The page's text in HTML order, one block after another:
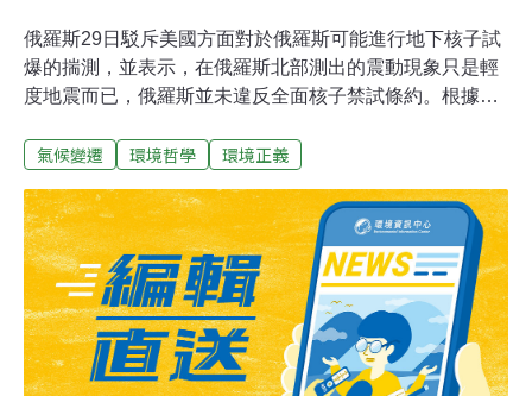
俄羅斯29日駁斥美國方面對於俄羅斯可能進行地下核子試
爆的揣測，並表示，在俄羅斯北部測出的震動現象只是輕
度地震而已，俄羅斯並未違反全面核子禁試條約。根據挪
現象，該地點位在前蘇聯核子試爆場新地島的東方。美國
發生地下爆炸。俄羅斯原子能部長米海洛夫否認該國曾進
行核試，並表示該國一直堅守不再進行核試的承諾。1997
年7月，美國曾利用傳統方式進行鈽的地下試爆。不過華
府辯稱，該次地下試爆屬於「次臨界」試爆，未產生核子
連鎖反應，因此並不違反全面核子禁試條約。
氣候變遷 環境哲學 環境正義